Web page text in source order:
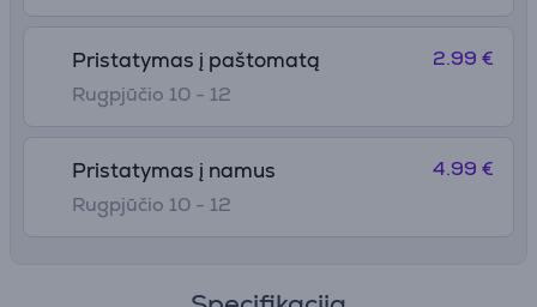
Pristatymas į paštomatą
Rugpjūčio 10 - 12
2.99 €
Pristatymas į namus
Rugpjūčio 10 - 12
4.99 €